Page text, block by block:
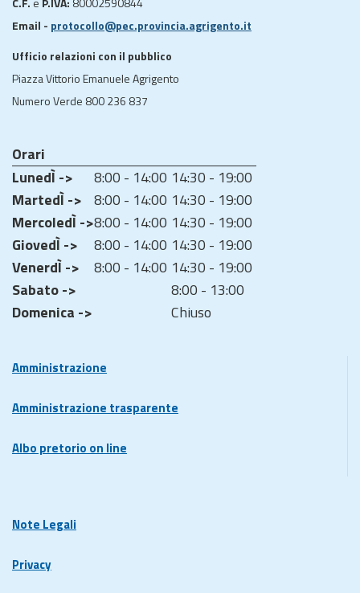
Email - protocollo@pec.provincia.agrigento.it
Ufficio relazioni con il pubblico
Piazza Vittorio Emanuele Agrigento
Numero Verde 800 236 837
Orari
LunedÌ ->
8:00 - 14:00 14:30 - 19:00
MartedÌ -> 8:00 - 14:00 14:30 - 19:00
MercoledÌ ->8:00 - 14:00 14:30 - 19:00
GiovedÌ ->
8:00 - 14:00 14:30 - 19:00
VenerdÌ ->
8:00 - 14:00 14:30 - 19:00
Sabato ->
8:00 - 13:00
Domenica ->
Chiuso
Amministrazione
Amministrazione trasparente
Albo pretorio on line
Note Legali
Privacy